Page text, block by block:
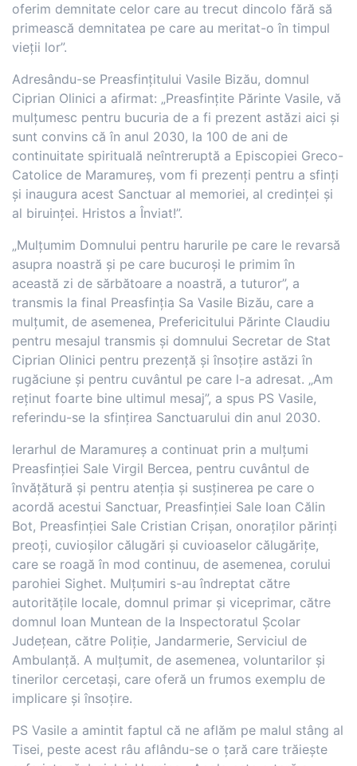
oferim demnitate celor care au trecut dincolo fără să
primească demnitatea pe care au meritat-o în timpul
vieții lor”.
Adresându-se Preasfințitului Vasile Bizău, domnul
Ciprian Olinici a afirmat: „Preasfințite Părinte Vasile, vă
mulțumesc pentru bucuria de a fi prezent astăzi aici și
sunt convins că în anul 2030, la 100 de ani de
continuitate spirituală neîntreruptă a Episcopiei Greco-
Catolice de Maramureș, vom fi prezenți pentru a sfinți
și inaugura acest Sanctuar al memoriei, al credinței și
al biruinței. Hristos a Înviat!”.
„Mulțumim Domnului pentru harurile pe care le revarsă
asupra noastră și pe care bucuroși le primim în
această zi de sărbătoare a noastră, a tuturor”, a
transmis la final Preasfinția Sa Vasile Bizău, care a
mulțumit, de asemenea, Prefericitului Părinte Claudiu
pentru mesajul transmis și domnului Secretar de Stat
Ciprian Olinici pentru prezență și însoțire astăzi în
rugăciune și pentru cuvântul pe care l-a adresat. „Am
reținut foarte bine ultimul mesaj”, a spus PS Vasile,
referindu-se la sfințirea Sanctuarului din anul 2030.
Ierarhul de Maramureș a continuat prin a mulțumi
Preasfinției Sale Virgil Bercea, pentru cuvântul de
învățătură și pentru atenția și susținerea pe care o
acordă acestui Sanctuar, Preasfinției Sale Ioan Călin
Bot, Preasfinției Sale Cristian Crișan, onoraților părinți
preoți, cuvioșilor călugări și cuvioaselor călugărițe,
care se roagă în mod continuu, de asemenea, corului
parohiei Sighet. Mulțumiri s-au îndreptat către
autoritățile locale, domnul primar și viceprimar, către
domnul Ioan Muntean de la Inspectoratul Școlar
Județean, către Poliție, Jandarmerie, Serviciul de
Ambulanță. A mulțumit, de asemenea, voluntarilor și
tinerilor cercetași, care oferă un frumos exemplu de
implicare și însoțire.
PS Vasile a amintit faptul că ne aflăm pe malul stâng al
Tisei, peste acest râu aflându-se o țară care trăiește